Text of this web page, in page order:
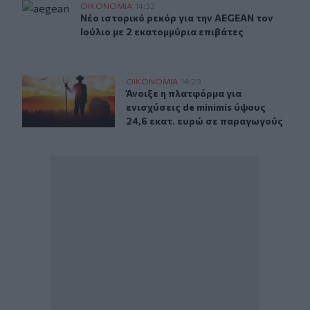
Νέο ιστορικό ρεκόρ για την AEGEAN τον Ιούλιο με 2
ΟΙΚΟΝΟΜΙΑ 14:32
Νέο ιστορικό ρεκόρ για την AEGEAN τον
Νέο ιστορικό ρεκόρ για την AEGEAN τον
Ιούλιο με 2 εκατομμύρια επιβάτες
Άνοιξε η πλατφόρμα για ενισχύσεις de minimis ύψους
ΟΙΚΟΝΟΜΙΑ 14:29
Άνοιξε η πλατφόρμα για
Άνοιξε η πλατφόρμα για
ενισχύσεις de minimis ύψους
24,6 εκατ. ευρώ σε παραγωγούς